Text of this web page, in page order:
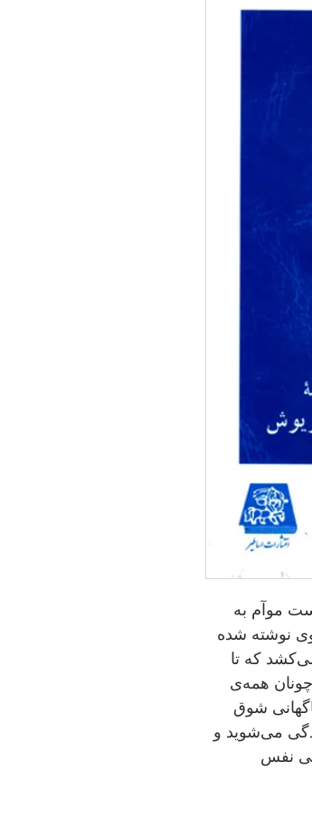
مو‌آم به
نوشته شده
که تا
همه‌ی
شوق
می‌شوید و
نفس